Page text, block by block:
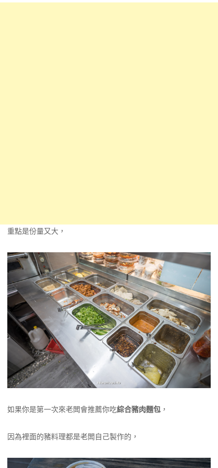
重點是份量又大，
如果你是第一次來老闆會推薦你吃綜合豬肉麵包 ，
因為裡面的豬料理都是老闆自己製作的，